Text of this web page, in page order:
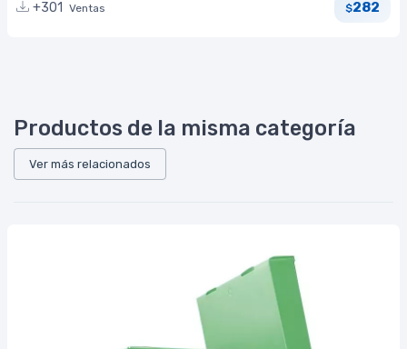
+301 Ventas $282
Productos de la misma categoría
Ver más relacionados